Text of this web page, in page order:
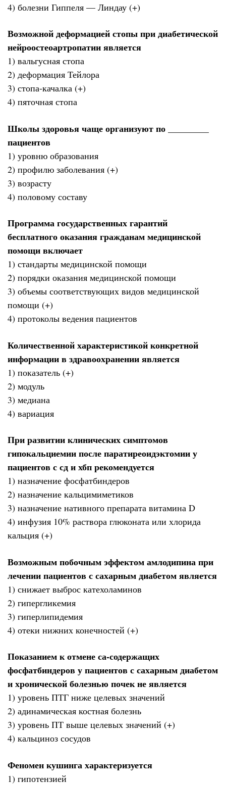
4) болезни Гиппеля — Линдау (+)
Возможной деформацией стопы при диабетической
нейроостеоартропатии является
1) вальгусная стопа
2) деформация Тейлора
3) стопа-качалка (+)
4) пяточная стопа
Школы здоровья чаще организуют по _________
пациентов
1) уровню образования
2) профилю заболевания (+)
3) возрасту
4) половому составу
Программа государственных гарантий
бесплатного оказания гражданам медицинской
помощи включает
1) стандарты медицинской помощи
2) порядки оказания медицинской помощи
3) объемы соответствующих видов медицинской
помощи (+)
4) протоколы ведения пациентов
Количественной характеристикой конкретной
информации в здравоохранении является
1) показатель (+)
2) модуль
3) медиана
4) вариация
При развитии клинических симптомов
гипокальциемии после паратиреоидэктомии у
пациентов с сд и хбп рекомендуется
1) назначение фосфатбиндеров
2) назначение кальцимиметиков
3) назначение нативного препарата витамина D
4) инфузия 10% раствора глюконата или хлорида
кальция (+)
Возможным побочным эффектом амлодипина при
лечении пациентов с сахарным диабетом является
1) снижает выброс катехоламинов
2) гипергликемия
3) гиперлипидемия
4) отеки нижних конечностей (+)
Показанием к отмене са-содержащих
фосфатбиндеров у пациентов с сахарным диабетом
и хронической болезнью почек не является
1) уровень ПТГ ниже целевых значений
2) адинамическая костная болезнь
3) уровень ПТ выше целевых значений (+)
4) кальциноз сосудов
Феномен кушинга характеризуется
1) гипотензией